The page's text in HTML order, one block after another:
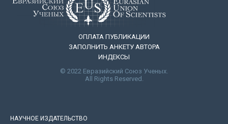
ОПЛАТА ПУБЛИКАЦИИ
ЗАПОЛНИТЬ АНКЕТУ АВТОРА
ИНДЕКСЫ
© 2022 Евразийский Союз Ученых.
All Rights Reserved.
НАУЧНОЕ ИЗДАТЕЛЬСТВО